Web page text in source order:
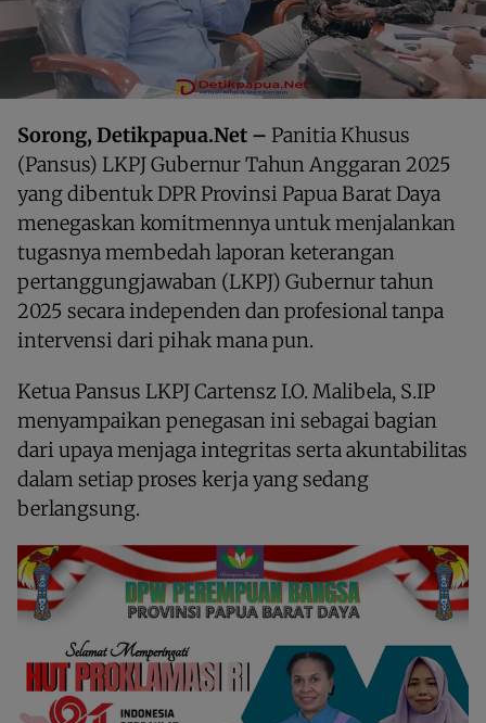
Sorong, Detikpapua.Net – Panitia Khusus
(Pansus) LKPJ Gubernur Tahun Anggaran 2025
yang dibentuk DPR Provinsi Papua Barat Daya
menegaskan komitmennya untuk menjalankan
tugasnya membedah laporan keterangan
pertanggungjawaban (LKPJ) Gubernur tahun
2025 secara independen dan profesional tanpa
intervensi dari pihak mana pun.
Ketua Pansus LKPJ Cartensz I.O. Malibela, S.IP
menyampaikan penegasan ini sebagai bagian
dari upaya menjaga integritas serta akuntabilitas
dalam setiap proses kerja yang sedang
berlangsung.